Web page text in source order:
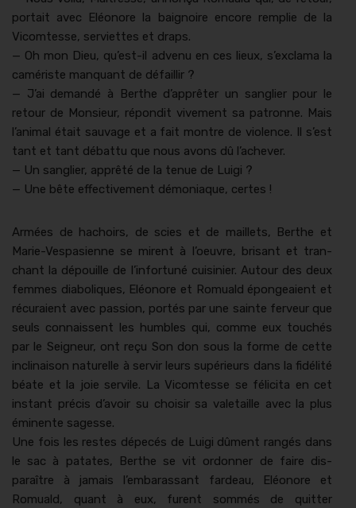
por­tait avec Eléonore la baig­noire encore rem­plie de la
Vicomtesse, servi­ettes et draps.
— Oh mon Dieu, qu’est-il advenu en ces lieux, s’exclama la
camériste man­quant de défail­lir ?
— J’ai demandé à Berthe d’apprêter un san­gli­er pour le
retour de Mon­sieur, répon­dit vive­ment sa patronne. Mais
l’animal était sauvage et a fait mon­tre de vio­lence. Il s’est
tant et tant débat­tu que nous avons dû l’achever.
— Un san­gli­er, apprêté de la tenue de Lui­gi ?
— Une bête effec­tive­ment démo­ni­aque, certes !
Armées de hachoirs, de sci­es et de mail­lets, Berthe et
Marie-Ves­pasi­enne se mirent à l’oeuvre, brisant et tran­
chant la dépouille de l’infortuné cuisinier. Autour des deux
femmes dia­boliques, Eléonore et Romuald épongeaient et
récu­raient avec pas­sion, portés par une sainte fer­veur que
seuls con­nais­sent les hum­bles qui, comme eux touchés
par le Seigneur, ont reçu Son don sous la forme de cette
incli­nai­son naturelle à servir leurs supérieurs dans la fidél­ité
béate et la joie servile. La Vicomtesse se félici­ta en cet
instant pré­cis d’avoir su choisir sa vale­taille avec la plus
émi­nente sagesse.
Une fois les restes dépecés de Lui­gi dûment rangés dans
le sac à patates, Berthe se vit ordon­ner de faire dis­
paraître à jamais l’embarassant fardeau, Eléonore et
Romuald, quant à eux, furent som­més de quit­ter